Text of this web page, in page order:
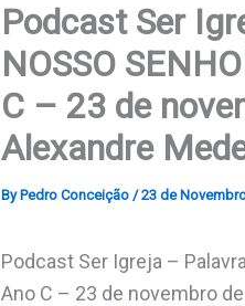
Podcast Ser
NOSSO
C – 23 de
Alexandre
By Pedro Conceição /23 de
Podcast Ser Igreja – Palavra
Ano C – 23 de novembro